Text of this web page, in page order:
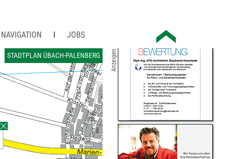
NAVIGATION JOBS
STADTPLAN ÜBACH-PALENBERG Anzeigen